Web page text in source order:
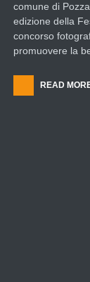
comune di
edizione della
concorso
promuovere la
READ